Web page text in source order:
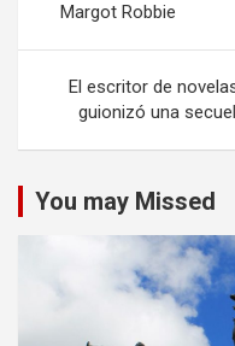
entradas
Margot Robbie
El escritor de
guionizó una
You may Missed